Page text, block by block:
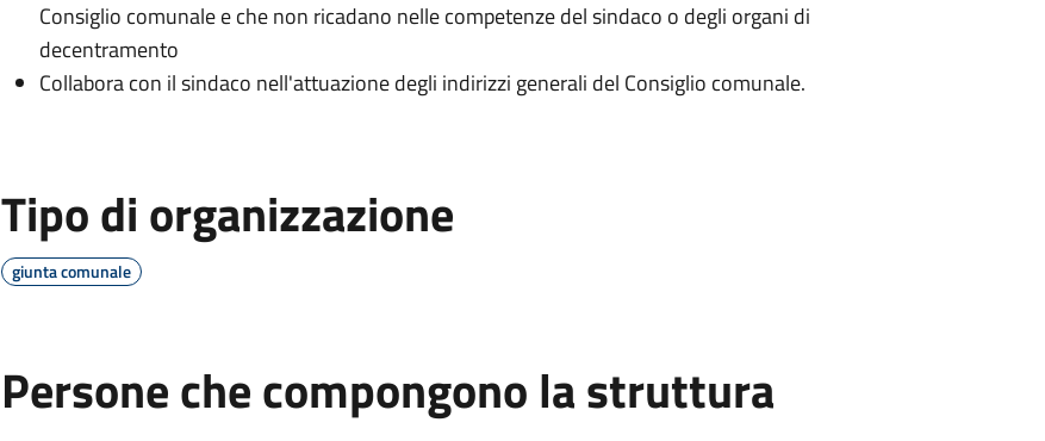
Consiglio comunale e che non ricadano nelle competenze del sindaco o degli organi di
decentramento
Collabora con il sindaco nell'attuazione degli indirizzi generali del Consiglio comunale.
Tipo di organizzazione
giunta comunale
Persone che compongono la struttura